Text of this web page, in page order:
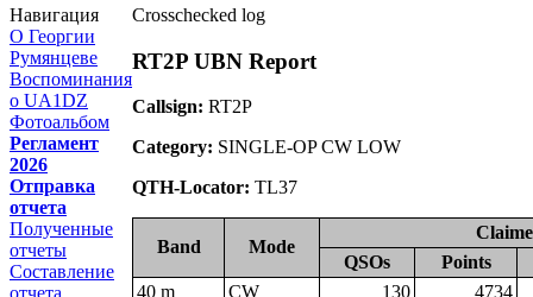
Навигация
О Георгии
Румянцеве
Воспоминания
о UA1DZ
Фотоальбом
Регламент
2026
Отправка
отчета
Полученные
отчеты
Составление
отчета
Crosschecked log
RT2P UBN Report
Callsign: RT2P
Category: SINGLE-OP CW LOW
QTH-Locator: TL37
Band Mode
QSOs
Points
40 m
CW 130
4734